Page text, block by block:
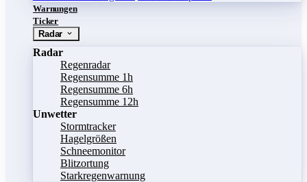
Warnungen
Ticker
Radar
Radar
Regenradar
Regensumme 1h
Regensumme 6h
Regensumme 12h
Unwetter
Stormtracker
Hagelgrößen
Schneemonitor
Blitzortung
Starkregenwarnung